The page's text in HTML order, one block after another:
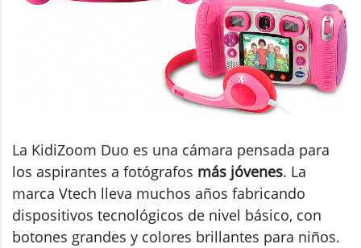
La KidiZoom Duo es una cámara pensada para
los aspirantes a fotógrafos más jóvenes. La
marca Vtech lleva muchos años fabricando
dispositivos tecnológicos de nivel básico, con
botones grandes y colores brillantes para niños.